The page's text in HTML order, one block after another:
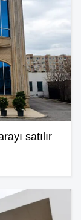
satılır